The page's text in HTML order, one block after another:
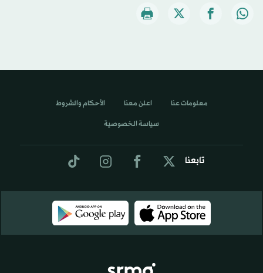
تابعنا
معلومات عنا اعلن معنا الأحكام والشروط
سياسة الخصوصية